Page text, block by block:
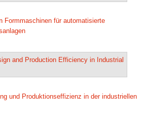
Formmaschinen für automatisierte
und Produktionseffizienz in der industriellen